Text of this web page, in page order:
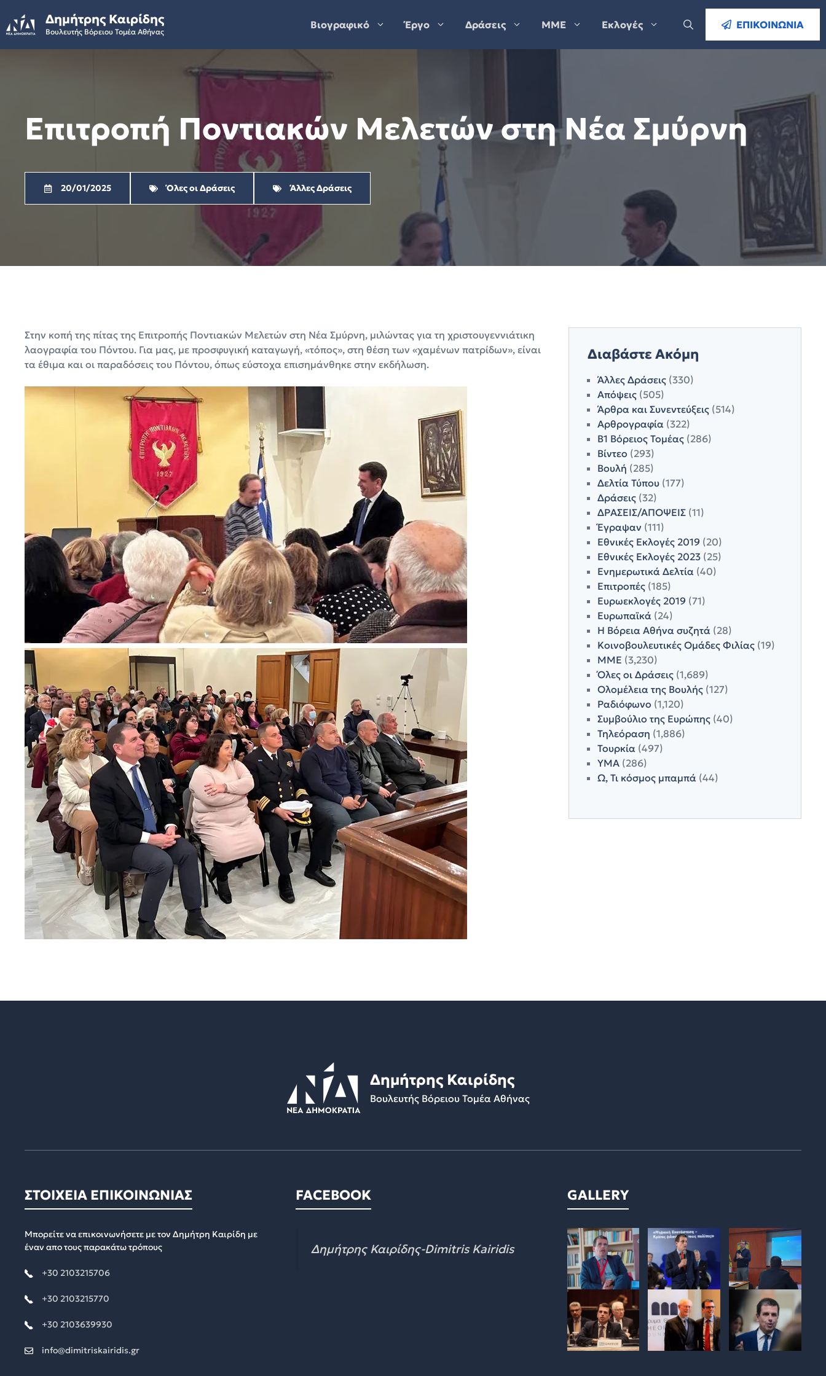
to
content
Δημήτρης Καιρίδης
Βουλευτής Βόρειου Τομέα Αθήνας
Βιογραφικό Έργο Δράσεις ΜΜΕ Εκλογές ΕΠΙΚΟΙΝΩΝΙΑ
Επιτροπή Ποντιακών Μελετών στη Νέα Σμύρνη
20/01/2025 Όλες οι Δράσεις Άλλες Δράσεις
Στην κοπή της πίτας της Επιτροπής Ποντιακών Μελετών στη Νέα Σμύρνη, μιλώντας για τη χριστουγεννιάτικη
λαογραφία του Πόντου. Για μας, με προσφυγική καταγωγή, «τόπος», στη θέση των «χαμένων πατρίδων», είναι
τα έθιμα και οι παραδόσεις του Πόντου, όπως εύστοχα επισημάνθηκε στην εκδήλωση.
Διαβάστε Ακόμη
Άλλες Δράσεις(330)
Απόψεις(505)
Άρθρα και Συνεντεύξεις(514)
Αρθρογραφία(322)
Β1 Βόρειος Τομέας(286)
Βίντεο (293)
Βουλή (285)
Δελτία Τύπου(177)
Δράσεις(32)
ΔΡΑΣΕΙΣ/ΑΠΟΨΕΙΣ(11)
Έγραψαν (111)
Εθνικές Εκλογές 2019 (20)
Εθνικές Εκλογές 2023(25)
Ενημερωτικά Δελτία(40)
Επιτροπές(185)
Ευρωεκλογές 2019 (71)
Ευρωπαϊκά(24)
Η Βόρεια Αθήνα συζητά(28)
Κοινοβουλευτικές Ομάδες Φιλίας(19)
ΜΜΕ (3,230)
Όλες οι Δράσεις(1,689)
Ολομέλεια της Βουλής(127)
Ραδιόφωνο (1,120)
Συμβούλιο της Ευρώπης(40)
Τηλεόραση (1,886)
Τουρκία(497)
ΥΜΑ(286)
Ω, Τι κόσμος μπαμπά(44)
Δημήτρης Καιρίδης
Βουλευτής Βόρειου Τομέα Αθήνας
ΣΤΟΙΧΕΙΑ ΕΠΙΚΟΙΝΩΝΙΑΣ
Μπορείτε να επικοινωνήσετε με τον Δημήτρη Καιρίδη με
έναν απο τους παρακάτω τρόπους
+30 2103215706
+30 2103215770
+30 2103639930
info@dimitriskairidis.gr
FACEBOOK
Δημήτρης Καιρίδης-Dimitris Kairidis
GALLERY